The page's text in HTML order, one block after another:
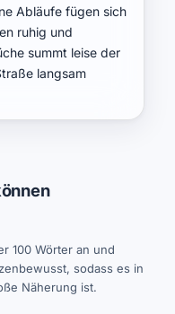
Abläufe fügen sich
ruhig und
summt leise der
langsam
Gesichter im
in Ordnung
100 Wörter an und
sodass es in
Näherung ist.